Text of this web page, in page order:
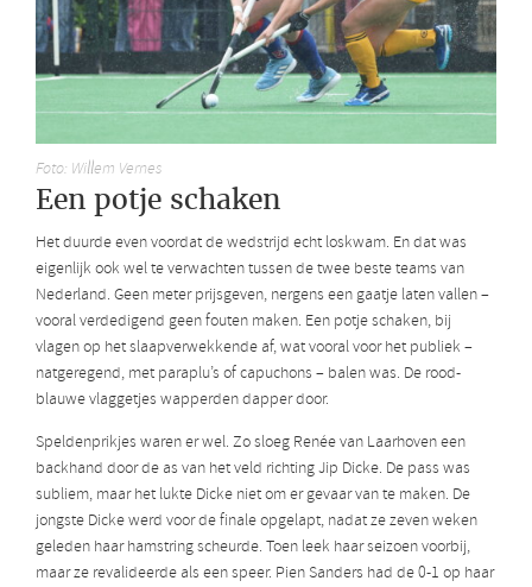
Foto: Willem Vernes
Een potje schaken
Het duurde even voordat de wedstrijd echt loskwam. En dat was
eigenlijk ook wel te verwachten tussen de twee beste teams van
Nederland. Geen meter prijsgeven, nergens een gaatje laten vallen –
vooral verdedigend geen fouten maken. Een potje schaken, bij
vlagen op het slaapverwekkende af, wat vooral voor het publiek –
natgeregend, met paraplu’s of capuchons – balen was. De rood-
blauwe vlaggetjes wapperden dapper door.
Speldenprikjes waren er wel. Zo sloeg Renée van Laarhoven een
backhand door de as van het veld richting Jip Dicke. De pass was
subliem, maar het lukte Dicke niet om er gevaar van te maken. De
jongste Dicke werd voor de finale opgelapt, nadat ze zeven weken
geleden haar hamstring scheurde. Toen leek haar seizoen voorbij,
maar ze revalideerde als een speer. Pien Sanders had de 0-1 op haar